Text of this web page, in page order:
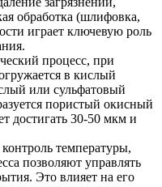
обработка (шлифовка,
играет ключевую роль
процесс, при
в кислый
или сульфатовый
пористый окисный
достигать 30-50 мкм и
контроль температуры,
позволяют управлять
Это влияет на его